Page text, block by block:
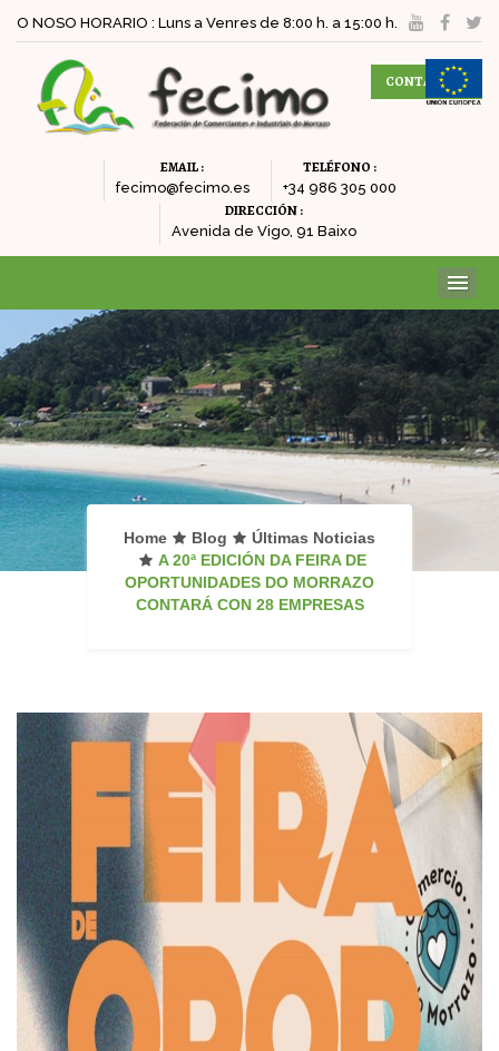
O NOSO HORARIO : Luns a Venres de 8:00 h. a 15:00 h.
CONTACTAR
EMAIL :
fecimo@fecimo.es
TELÉFONO :
+34 986 305 000
DIRECCIÓN :
Avenida de Vigo, 91 Baixo
Home Blog
Últimas Noticias
A 20ª EDICIÓN DA FEIRA DE
OPORTUNIDADES DO MORRAZO
CONTARÁ CON 28 EMPRESAS